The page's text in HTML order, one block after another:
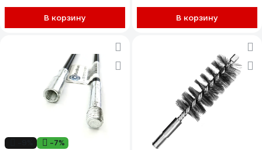
В корзину
отверстий, котлов, чистка
теплообменников прочистка
В корзину
-7%